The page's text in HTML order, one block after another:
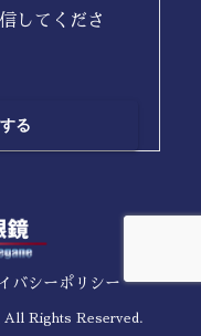
してくださ
バシーポリシー
All Rights Reserved.